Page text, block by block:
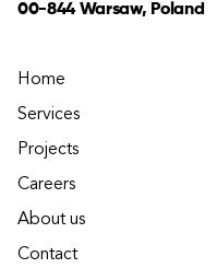
00-844 Warsaw, Poland
Home
Services
Projects
Careers
About us
Contact